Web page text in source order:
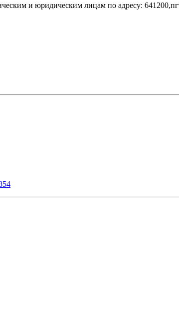
и юридическим лицам по адресу: